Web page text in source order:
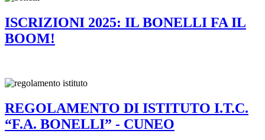
ISCRIZIONI 2025: IL BONELLI FA IL
BOOM!
REGOLAMENTO DI ISTITUTO I.T.C.
“F.A. BONELLI” - CUNEO